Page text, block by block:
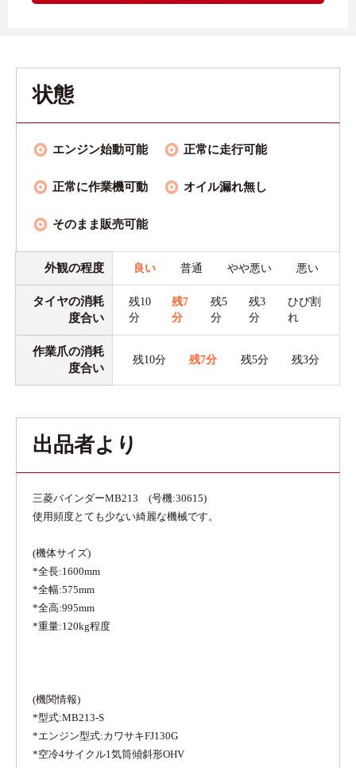
状態
エンジン始動可能 正常に走行可能
正常に作業機可動 オイル漏れ無し
そのまま販売可能
外観の程度 良い 普通 やや悪い 悪い
タイヤの消耗
度合い
残10
分
残7
分
残5
分
残3
分
ひび割
れ
作業爪の消耗
度合い
残10分 残7分 残5分 残3分
出品者より
三菱バインダーMB213 (号機:30615)
使用頻度とても少ない綺麗な機械です。
(機体サイズ)
*全長:1600mm
*全幅:575mm
*全高:995mm
*重量:120kg程度
(機関情報)
*型式:MB213-S
*エンジン型式:カワサキFJ130G
*空冷4サイクル1気筒傾斜形OHV